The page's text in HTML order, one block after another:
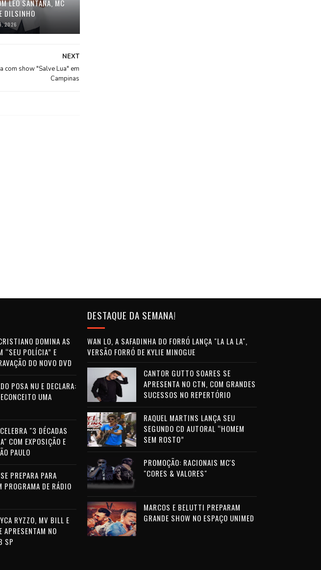
LÉO SANTANA, MC
DILSINHO
2026
NEXT
com show "Salve Lua" em
Campinas
DOMINA AS
“SEU POLÍCIA” E
DO NOVO DVD
POSA NU E DECLARA:
UMA
"3 DÉCADAS
COM EXPOSIÇÃO E
PAULO
PREPARA PARA
PROGRAMA DE RÁDIO
RYZZO, MV BILL E
APRESENTAM NO
SP
DESTAQUE DA SEMANA!
WAN LO, A SAFADINHA DO FORRÓ LANÇA "LA LA LA",
VERSÃO FORRÓ DE KYLIE MINOGUE
CANTOR GUTTO SOARES SE
APRESENTA NO CTN, COM GRANDES
SUCESSOS NO REPERTÓRIO
RAQUEL MARTINS LANÇA SEU
SEGUNDO CD AUTORAL “HOMEM
SEM ROSTO”
PROMOÇÃO: RACIONAIS MC'S
"CORES & VALORES"
MARCOS E BELUTTI PREPARAM
GRANDE SHOW NO ESPAÇO UNIMED